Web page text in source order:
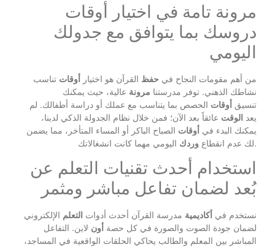
مرونة تامة في اختيار أوقات
دروسك بما يتوافق مع جدولك
اليومي
من أهم مقومات النجاح في حفظ القرآن هو اختيار أوقات تناسب
نشاطك الذهني. توفر مدرستنا مرونة عالية، حيث يمكنك
تنسيق أوقات الحصص بما يتناسب مع عملك أو دراسة أطفالك. لم
يعد الوقت عائقاً بعد الآن؛ فمن خلال نظام الجدولة الذكي لدينا،
يمكنك البدء في أوقات الصباح الباكر أو المساء المتأخر، مما يضمن
لك عدم انقطاع وردك اليومي مهما كانت انشغالاتك.
استخدام أحدث تقنيات التعلم عن
بُعد لضمان تفاعل مباشر ومثمر
نستخدم في أكاديمية مدرسة القرآن أحدث أدوات التعلم الإلكتروني
لضمان جودة الصوت والصورة في كل حصة أون لاين. التفاعل
المباشر بين المعلم والطالب يحاكي الحلقات الواقعية في المساجد،